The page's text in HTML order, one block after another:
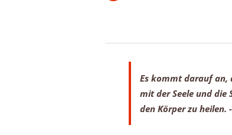
Es kommt darauf an,
mit der Seele und die
den Körper zu heilen.